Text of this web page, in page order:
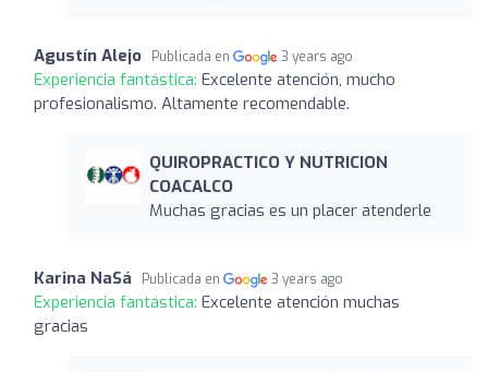
Agustín Alejo Publicada en 3 years ago
Experiencia fantástica: Excelente atención, mucho
profesionalismo. Altamente recomendable.
QUIROPRACTICO Y NUTRICION
COACALCO
Muchas gracias es un placer atenderle
Karina NaSá Publicada en 3 years ago
Experiencia fantástica: Excelente atención muchas
gracias